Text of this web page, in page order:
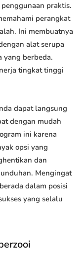
praktis.
perangkat
Ini membuatnya
alat serupa
yang berbeda.
tingkat tinggi
dapat langsung
dengan mudah
ini karena
opsi yang
dan
Mengingat
dalam posisi
yang selalu